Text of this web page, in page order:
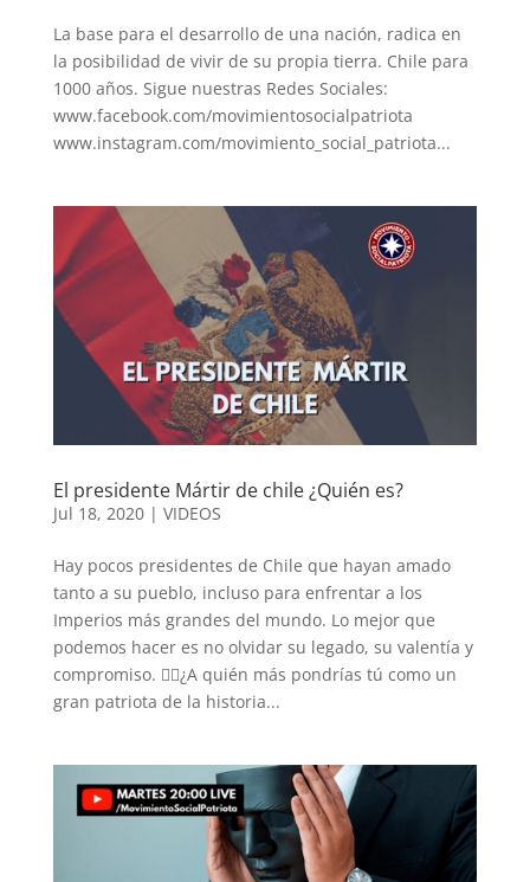
La base para el desarrollo de una nación, radica en
la posibilidad de vivir de su propia tierra. Chile para
1000 años. Sigue nuestras Redes Sociales:
www.facebook.com/movimientosocialpatriota
www.instagram.com/movimiento_social_patriota...
El presidente Mártir de chile ¿Quién es?
Jul 18, 2020| VIDEOS
Hay pocos presidentes de Chile que hayan amado
tanto a su pueblo, incluso para enfrentar a los
Imperios más grandes del mundo. Lo mejor que
podemos hacer es no olvidar su legado, su valentía y
compromiso. 👇🏻¿A quién más pondrías tú como un
gran patriota de la historia...